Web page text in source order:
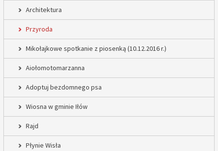
Architektura
Przyroda
Mikołajkowe spotkanie z piosenką (10.12.2016 r.)
Aiołomotomarzanna
Adoptuj bezdomnego psa
Wiosna w gminie Iłów
Rajd
Płynie Wisła